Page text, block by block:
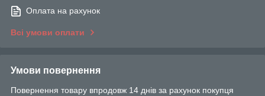
Оплата на рахунок
Всі умови оплати
Умови повернення
Повернення товару впродовж 14 днів за рахунок покупця